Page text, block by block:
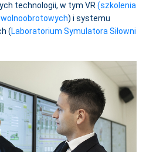
technologii, w tym VR(szkolenia
) i systemu
(Laboratorium Symulatora Siłowni